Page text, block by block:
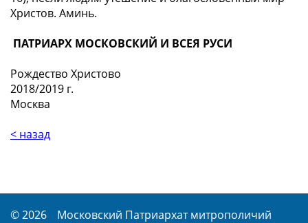
Христов. Аминь.
ПАТРИАРХ МОСКОВСКИЙ И ВСЕЯ РУСИ
Рождество Христово
2018/2019 г.
Москва
< назад
© 2026
Московский Патриархат митрополичий